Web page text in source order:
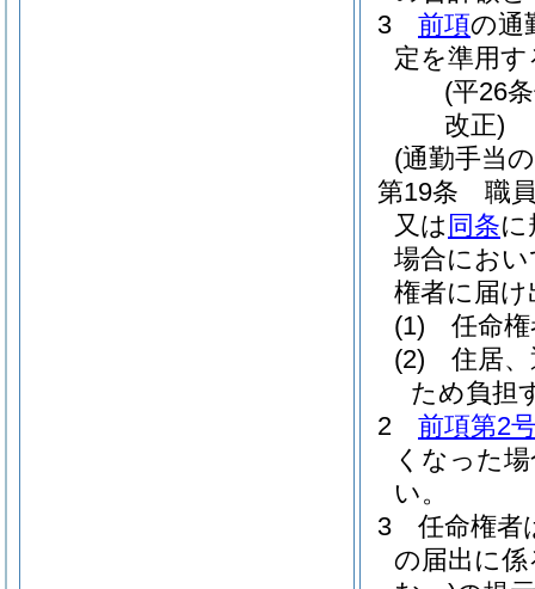
3
前項の通
定を準用す
(平26
改正)
(通勤手当
第19条
職
又は 同条に
場合にお
権者に届
(1)
任命
(2)
住居
ため負担
2
前項第2
くなった
い。
3
任命権者
の届出に係